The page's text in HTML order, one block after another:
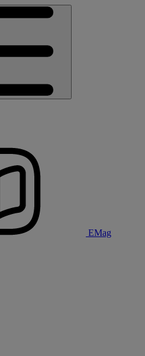
EMag